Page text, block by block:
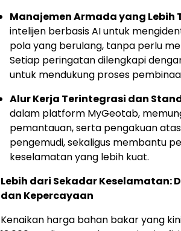
Manajemen Armada yang Lebih
intelijen berbasis AI untuk
pola yang berulang, tanpa perlu
Setiap peringatan dilengkapi
untuk mendukung proses
Alur Kerja Terintegrasi dan
dalam platform MyGeotab,
pemantauan, serta pengakuan
pengemudi, sekaligus membantu
keselamatan yang lebih kuat.
Lebih dari Sekadar Keselamatan:
dan Kepercayaan
Kenaikan harga bahan bakar yang